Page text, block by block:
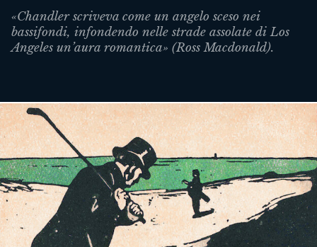
«Chandler scriveva come un angelo sceso nei
bassifondi, infondendo nelle strade assolate di Los
Angeles un’aura romantica» (Ross Macdonald).